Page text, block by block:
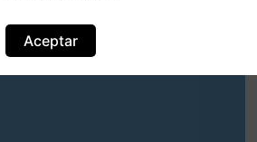
Aceptar